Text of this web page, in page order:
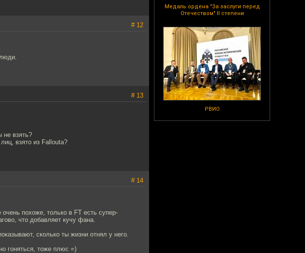
Медаль ордена "За заслуги перед
Отечеством" II степени
РВИО
# 12
# 13
не взять?
взято из Fallouta?
# 14
похоже, только в FT есть супер-
что добавляет кучу фана.
сколько ты жизни отнял у него.
гоняться, тоже плюс =)